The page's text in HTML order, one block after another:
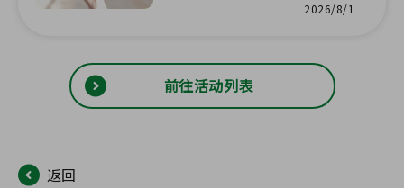
2026/8/1
前往活动列表
返回